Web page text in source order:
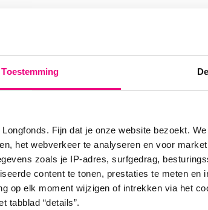
Toestemming
Fijn dat je onze website bezoekt.
het webverkeer te analyseren en voor
zoals je IP-adres, surfgedrag,
content te tonen, prestaties te meten
op elk moment wijzigen of intrekken via het
tabblad “details”.
Krijg je de uitslag “hoog risico”?
huisarts te gaan. Die kan verder
Ook bij een licht verhoogd risico
jezelf deze vragen stellen:
Heb ik vaak een piepende